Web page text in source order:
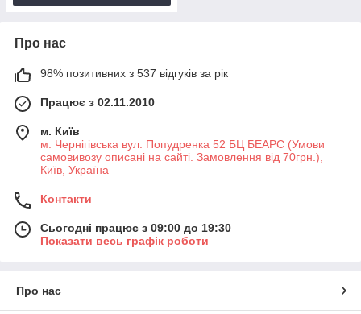
Про нас
98% позитивних з 537 відгуків за рік
Працює з 02.11.2010
м. Київ
м. Чернігівська вул. Попудренка 52 БЦ БЕАРС (Умови
самовивозу описані на сайті. Замовлення від 70грн.),
Київ, Україна
Контакти
Сьогодні працює з 09:00 до 19:30
Показати весь графік роботи
Про нас